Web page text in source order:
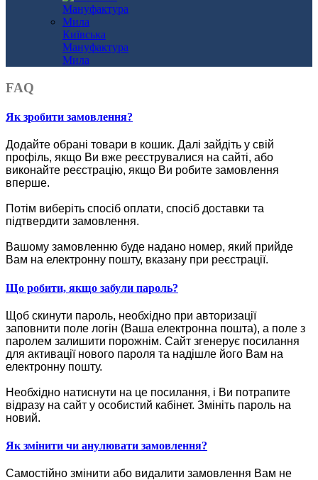
Київська
Мануфактура
Мила
FAQ
Як зробити замовлення?
Додайте обрані товари в кошик. Далі зайдіть у свій
профіль, якщо Ви вже реєструвалися на сайті, або
виконайте реєстрацію, якщо Ви робите замовлення
вперше.
Потім виберіть спосіб оплати, спосіб доставки та
підтвердити замовлення.
Вашому замовленню буде надано номер, який прийде
Вам на електронну пошту, вказану при реєстрації.
Що робити, якщо забули пароль?
Щоб скинути пароль, необхідно при авторизації
заповнити поле логін (Ваша електронна пошта), а поле з
паролем залишити порожнім. Сайт згенерує посилання
для активації нового пароля та надішле його Вам на
електронну пошту.
Необхідно натиснути на це посилання, і Ви потрапите
відразу на сайт у особистий кабінет. Змініть пароль на
новий.
Як змінити чи анулювати замовлення?
Самостійно змінити або видалити замовлення Вам не